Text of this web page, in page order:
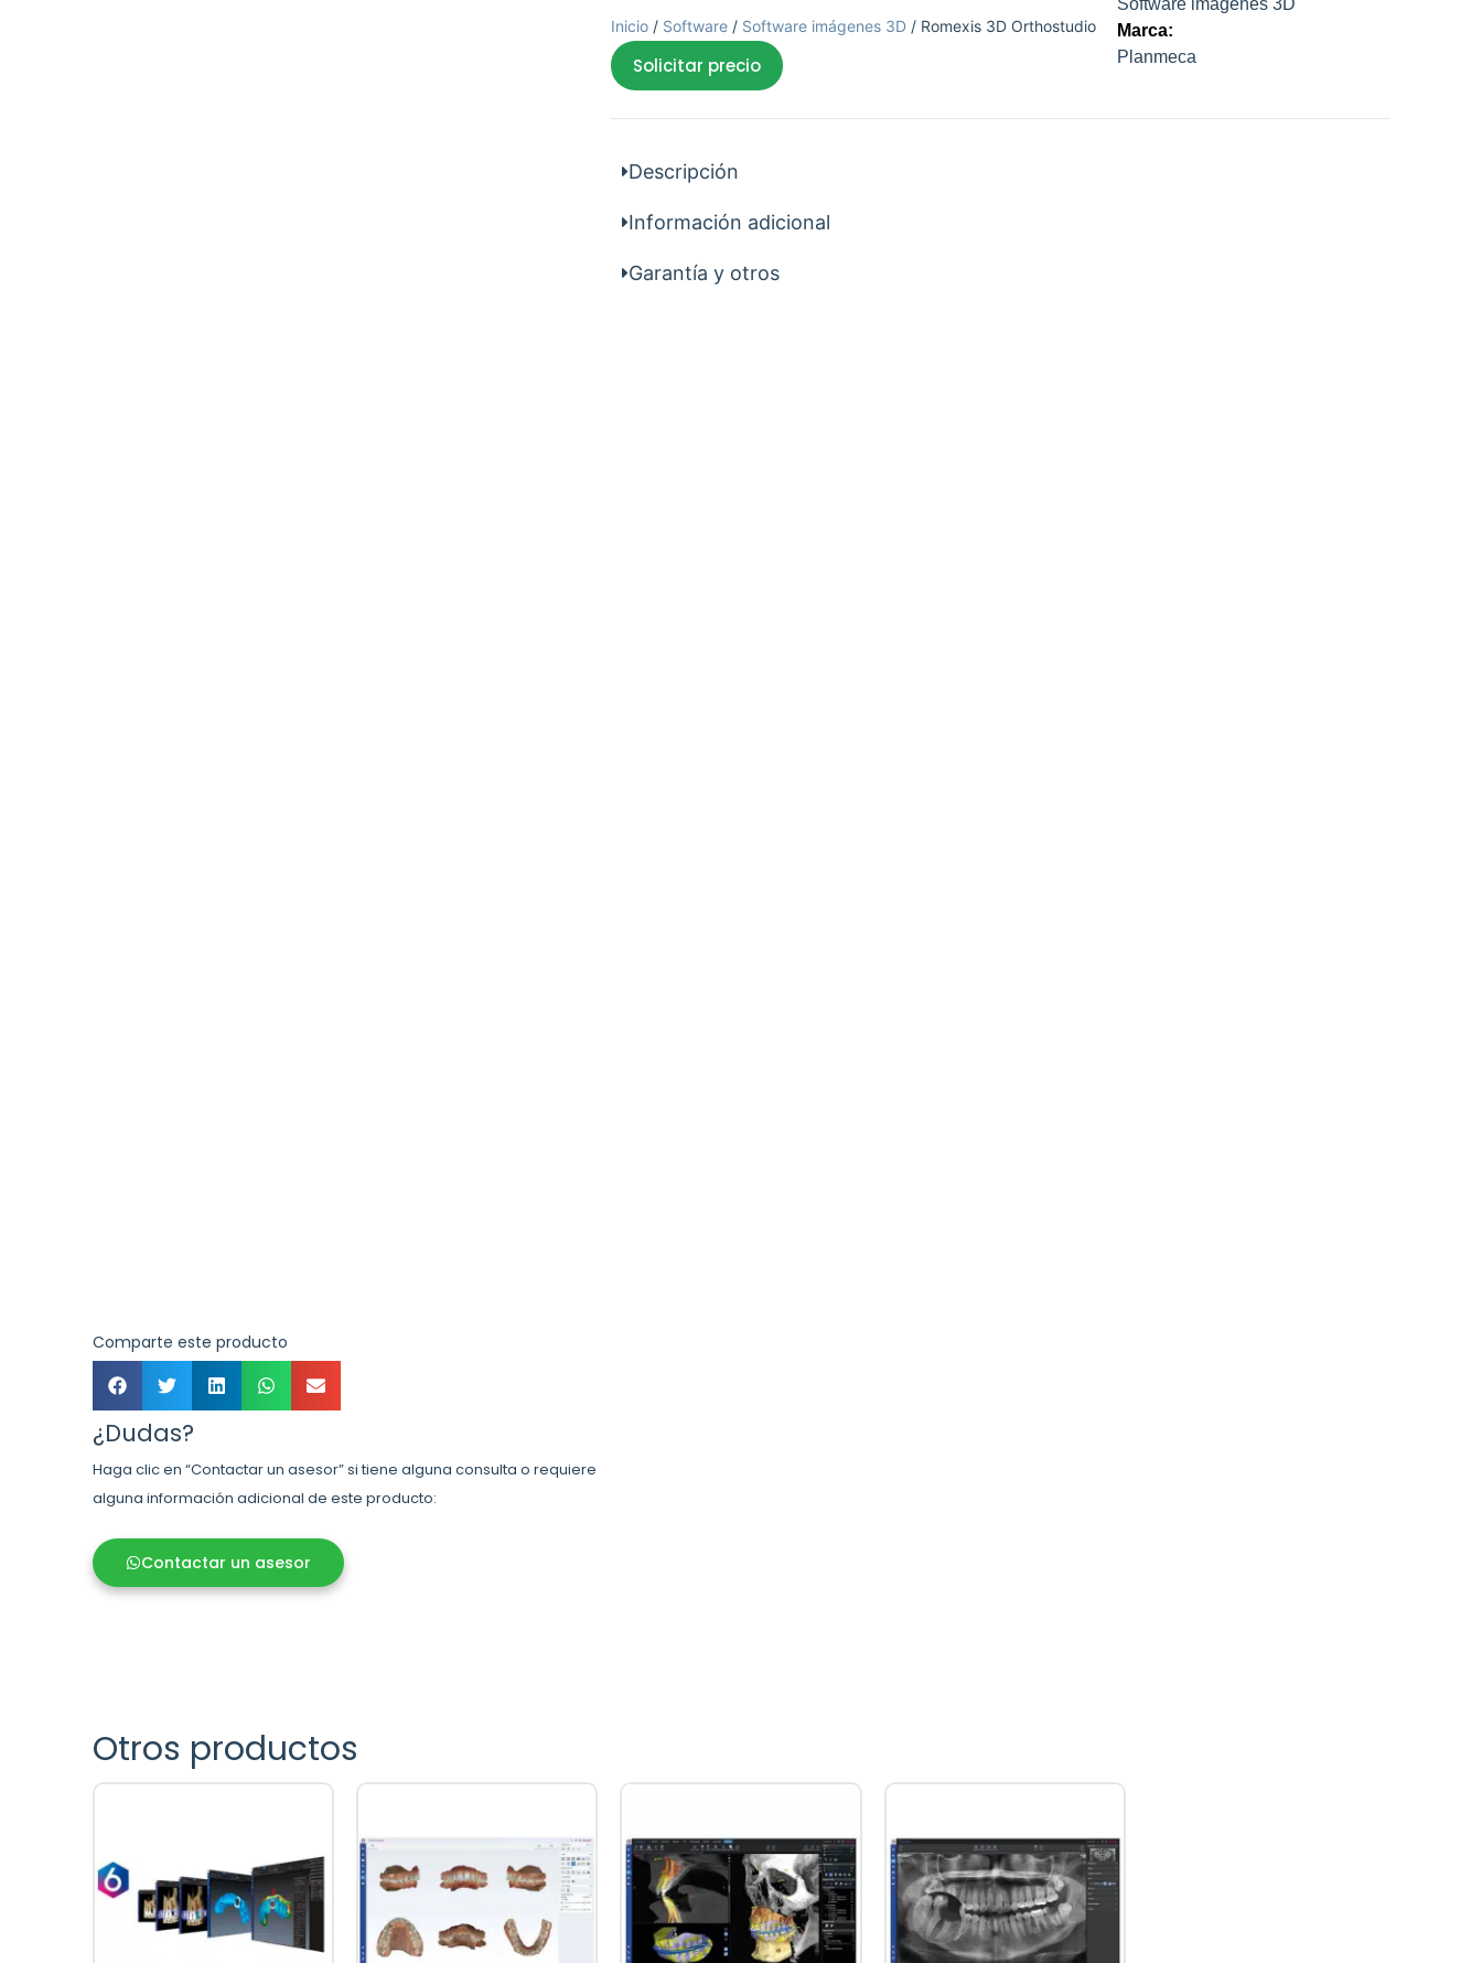
Comparte este producto
¿Dudas?
Haga clic en “Contactar un asesor” si tiene alguna consulta o requiere
alguna información adicional de este producto:
Contactar un asesor
Inicio / Software / Software imágenes 3D / Romexis 3D Orthostudio
Solicitar precio
Software imágenes 3D
Marca:
Planmeca
Descripción
Información adicional
Garantía y otros
Otros productos